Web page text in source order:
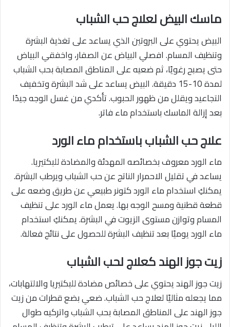
ماسك البيض لعلاج حب الشباب
البيض يحتوي على البروتين الذي يساعد على تغذية البشرة
وتنظيف المسام. افصلي البياض عن الصفار، واخفقي البياض
حتى يصبح رغويًا، ثم ضعيه على المناطق المصابة بحب الشباب
لمدة 10-15 دقيقة. البيض يساعد على شد البشرة وتخفيف
التجاعيد ويقلل من ظهور الحبوب. تأكدي من غسل الوجه جيدًا
بعد إزالة الماسك باستخدام ماء فاتر.
علاج حب الشباب باستخدام ماء الورد
ماء الورد معروف بخصائصه المهدئة والمضادة للبكتيريا.
يساعد في تقليل الاحمرار الناتج عن حب الشباب ويرطب البشرة.
يمكنكِ استخدام ماء الورد كتونر طبيعي عن طريق وضعه على
قطعة قطنية ومسح الوجه بها. يعمل ماء الورد على تنظيف
المسام وتوازن مستوى الزيوت في البشرة. يمكنكِ استخدام
ماء الورد يوميًا بعد تنظيف البشرة للحصول على نتائج فعالة.
زيت جوز الهند كعلاج لحب الشباب
زيت جوز الهند يحتوي على خصائص مضادة للبكتيريا والالتهابات،
مما يجعله مثاليًا لعلاج حب الشباب. ضعي بضع قطرات من زيت
جوز الهند على المناطق المصابة بحب الشباب واتركيه طوال